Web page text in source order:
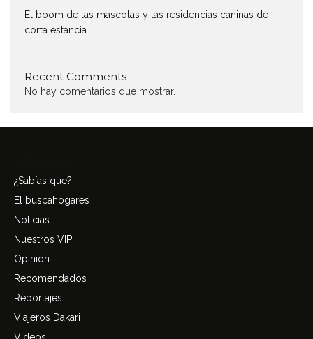
El boom de las mascotas y las residencias caninas de
corta estancia
Recent Comments
No hay comentarios que mostrar.
¿Sabías que?
El buscahogares
Noticias
Nuestros VIP
Opinión
Recomendados
Reportajes
Viajeros Dakari